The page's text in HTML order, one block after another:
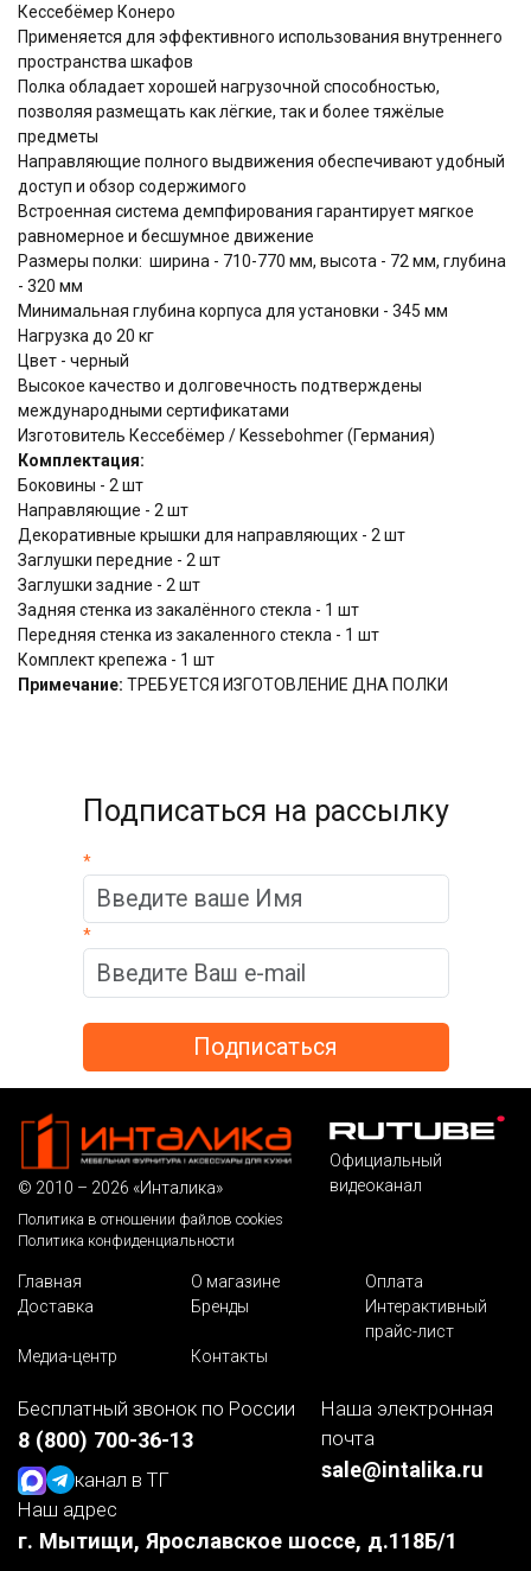
Кессебёмер Конеро
Применяется для эффективного использования внутреннего
пространства шкафов
Полка обладает хорошей нагрузочной способностью,
позволяя размещать как лёгкие, так и более тяжёлые
предметы
Направляющие полного выдвижения обеспечивают удобный
доступ и обзор содержимого
Встроенная система демпфирования гарантирует мягкое
равномерное и бесшумное движение
Размеры полки: ширина - 710-770 мм, высота - 72 мм, глубина
- 320 мм
Минимальная глубина корпуса для установки - 345 мм
Нагрузка до 20 кг
Цвет - черный
Высокое качество и долговечность подтверждены
международными сертификатами
Изготовитель Кессебёмер / Kessebohmer (Германия)
Комплектация:
Боковины - 2 шт
Направляющие - 2 шт
Декоративные крышки для направляющих - 2 шт
Заглушки передние - 2 шт
Заглушки задние - 2 шт
Задняя стенка из закалённого стекла - 1 шт
Передняя стенка из закаленного стекла - 1 шт
Комплект крепежа - 1 шт
Примечание: ТРЕБУЕТСЯ ИЗГОТОВЛЕНИЕ ДНА ПОЛКИ
Подписаться на рассылку
*
*
© 2010 – 2026 «Инталика»
Политика в отношении файлов cookies
Политика конфиденциальности
Официальный
видеоканал
Главная О магазине
Оплата
Доставка
Бренды
Интерактивный
прайс-лист
Медиа-центр
Контакты
Бесплатный звонок по России
8 (800) 700-36-13
канал в ТГ
Наша электронная
почта
sale@intalika.ru
Наш адрес
г. Мытищи, Ярославское шоссе, д.118Б/1